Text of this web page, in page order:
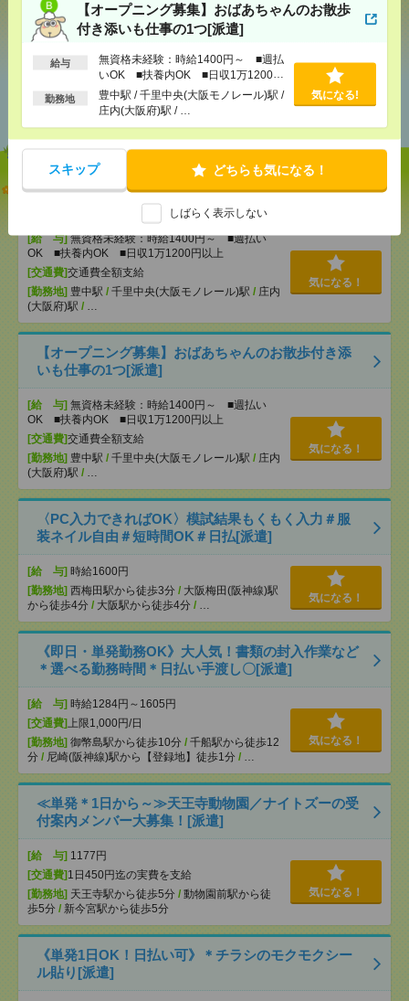
【オープニング募集】おばあちゃんのお散歩
付き添いも仕事の1つ[派遣]
給与
無資格未経験：時給1400円～ ■週払
いOK ■扶養内OK ■日収1万1200円
以上
勤務地
豊中駅 / 千里中央(大阪モノレール)駅 /
庄内(大阪府)駅 / …
気になる!
スキップ どちらも気になる！
しばらく表示しない
シェア ツイート ブックマーク
あなたの閲覧履歴からの
おすすめ
志望動機も履歴書も不要！日収1.1万円～＊未経験OK
[給 与]無資格未経験：時給1400円～ ■週払い
OK ■扶養内OK ■日収1万1200円以上
[交通費]交通費全額支給
[勤務地] 豊中駅 / 千里中央(大阪モノレール)駅 / 庄内
(大阪府)駅 / …
気になる！
【オープニング募集】おばあちゃんのお散歩付き添
いも仕事の1つ[派遣]
[給 与] 無資格未経験：時給1400円～ ■週払い
OK ■扶養内OK ■日収1万1200円以上
[交通費]交通費全額支給
[勤務地] 豊中駅 / 千里中央(大阪モノレール)駅 / 庄内
(大阪府)駅 / …
気になる！
〈PC入力できればOK〉模試結果もくもく入力＃服
装ネイル自由＃短時間OK＃日払[派遣]
[給 与] 時給1600円
[勤務地] 西梅田駅から徒歩3分 / 大阪梅田(阪神線)駅
から徒歩4分 / 大阪駅から徒歩4分 / …
気になる！
《即日・単発勤務OK》大人気！書類の封入作業など
＊選べる勤務時間＊日払い手渡し〇[派遣]
[給 与] 時給1284円～1605円
[交通費] 上限1,000円/日
[勤務地] 御幣島駅から徒歩10分 / 千船駅から徒歩12
分 / 尼崎(阪神線)駅から【登録地】徒歩1分 / …
気になる！
≪単発＊1日から～≫天王寺動物園／ナイトズーの受
付案内メンバー大募集！[派遣]
[給 与] 1177円
[交通費] 1日450円迄の実費を支給
[勤務地] 天王寺駅から徒歩5分 / 動物園前駅から徒
歩5分 / 新今宮駅から徒歩5分
気になる！
《単発1日OK！日払い可》＊チラシのモクモクシー
ル貼り[派遣]